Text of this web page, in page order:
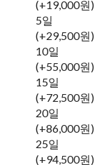
(+19,000원)
5일
(+29,500원)
10일
(+55,000원)
15일
(+72,500원)
20일
(+86,000원)
25일
(+94,500원)